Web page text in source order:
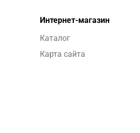
Интернет-магазин
Каталог
Карта сайта